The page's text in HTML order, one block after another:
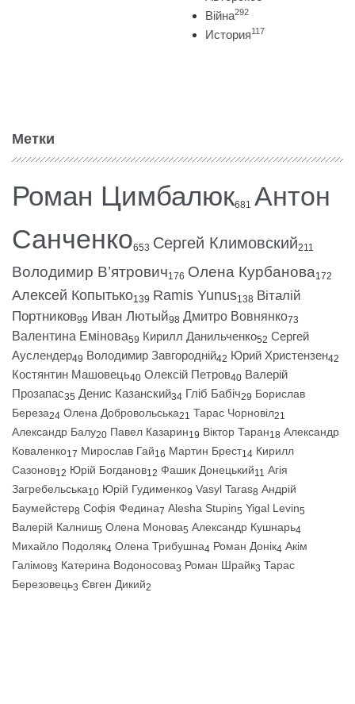
Війна292
История117
Метки
Роман Цимбалюк681 Антон
Санченко653 Сергей Климовский211
Володимир В’ятрович176 Олена Курбанова172
Алексей Копытько139 Ramis Yunus138 Віталій
Портников99 Иван Лютый98 Дмитро Вовнянко73
Валентина Емінова59 Кирилл Данильченко52 Сергей
Ауслендер49 Володимир Завгородній42 Юрий Христензен42
Костянтин Машовець40 Олексій Петров40 Валерій
Прозапас35 Денис Казанский34 Гліб Бабіч29 Борислав
Береза24 Олена Добровольська21 Тарас Чорновіл21
Александр Балу20 Павел Казарин19 Віктор Таран18 Александр
Коваленко17 Мирослав Гай16 Мартин Брест14 Кирилл
Сазонов12 Юрій Богданов12 Фашик Донецький11 Агія
Загребельська10 Юрій Гудименко9 Vasyl Taras8 Андрій
Баумейстер8 Софія Федина7 Alesha Stupin5 Yigal Levin5
Валерій Калниш5 Олена Монова5 Александр Кушнарь4
Михайло Подоляк4 Олена Трибушна4 Роман Донік4 Акім
Галімов3 Катерина Водоносова3 Роман Шрайк3 Тарас
Березовець3 Євген Дикий2